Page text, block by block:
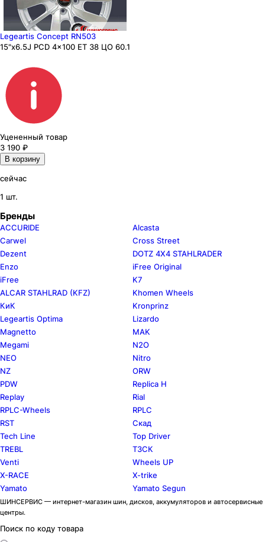
Legeartis Concept RN503
15"x6.5J PCD 4x100 ЕТ 38 ЦО 60.1
Уцененный товар
3 190 ₽
В корзину
сейчас
1 шт.
Бренды
ACCURIDE
Alcasta
Carwel
Cross Street
Dezent
DOTZ 4X4 STAHLRADER
Enzo
iFree Original
iFree
K7
ALCAR STAHLRAD (KFZ)
Khomen Wheels
КиК
Kronprinz
Legeartis Optima
Lizardo
Magnetto
MAK
Megami
N2O
NEO
Nitro
NZ
ORW
PDW
Replica H
Replay
Rial
RPLC-Wheels
RPLC
RST
Скад
Tech Line
Top Driver
TREBL
ТЗСК
Venti
Wheels UP
X-RACE
X-trike
Yamato
Yamato Segun
ШИНСЕРВИС — интернет-магазин шин, дисков, аккумуляторов и автосервисные
центры.
Поиск по коду товара